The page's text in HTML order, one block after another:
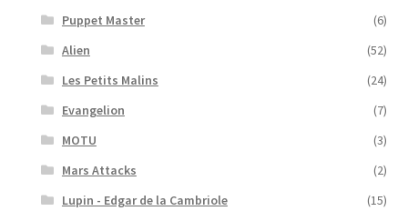
Puppet Master
(6)
Alien
(52)
Les Petits Malins
(24)
Evangelion
(7)
MOTU
(3)
Mars Attacks
(2)
Lupin - Edgar de la Cambriole
(15)